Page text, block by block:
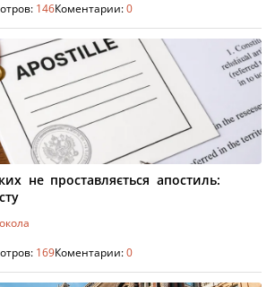
146Коментарии:0
не проставляється апостиль:
169Коментарии:0